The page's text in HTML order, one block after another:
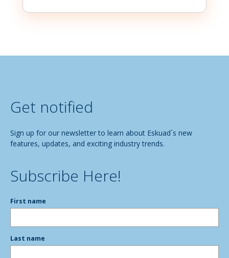
Get notified
Sign up for our newsletter to learn about Eskuad´s new
features, updates, and exciting industry trends.
Subscribe Here!
First name
Last name